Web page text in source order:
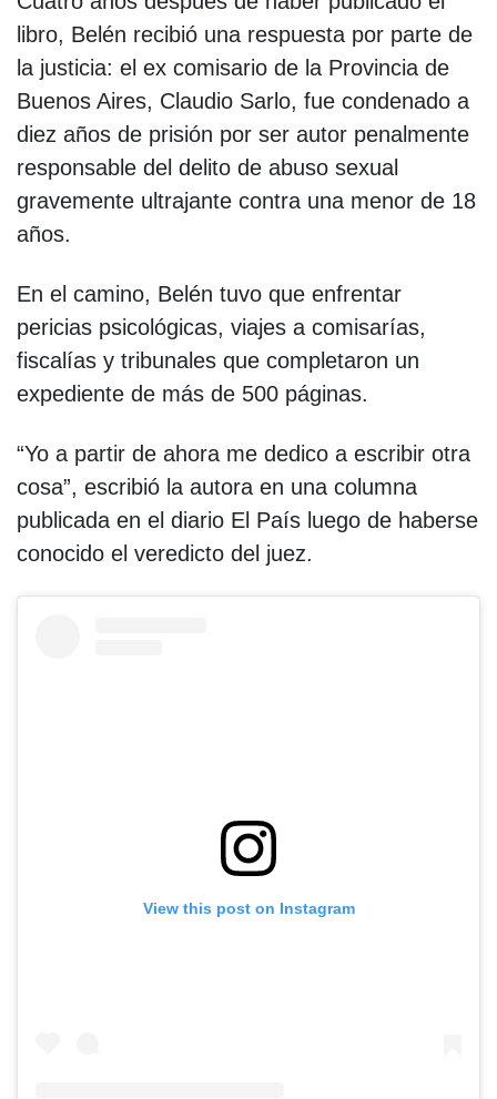
libro, Belén recibió una respuesta por parte de
la justicia: el ex comisario de la Provincia de
Buenos Aires, Claudio Sarlo, fue condenado a
diez años de prisión por ser autor penalmente
responsable del delito de abuso sexual
gravemente ultrajante contra una menor de 18
años.
En el camino, Belén tuvo que enfrentar
pericias psicológicas, viajes a comisarías,
fiscalías y tribunales que completaron un
expediente de más de 500 páginas.
“Yo a partir de ahora me dedico a escribir otra
cosa”, escribió la autora en una columna
publicada en el diario El País luego de haberse
conocido el veredicto del juez.
View this post on Instagram